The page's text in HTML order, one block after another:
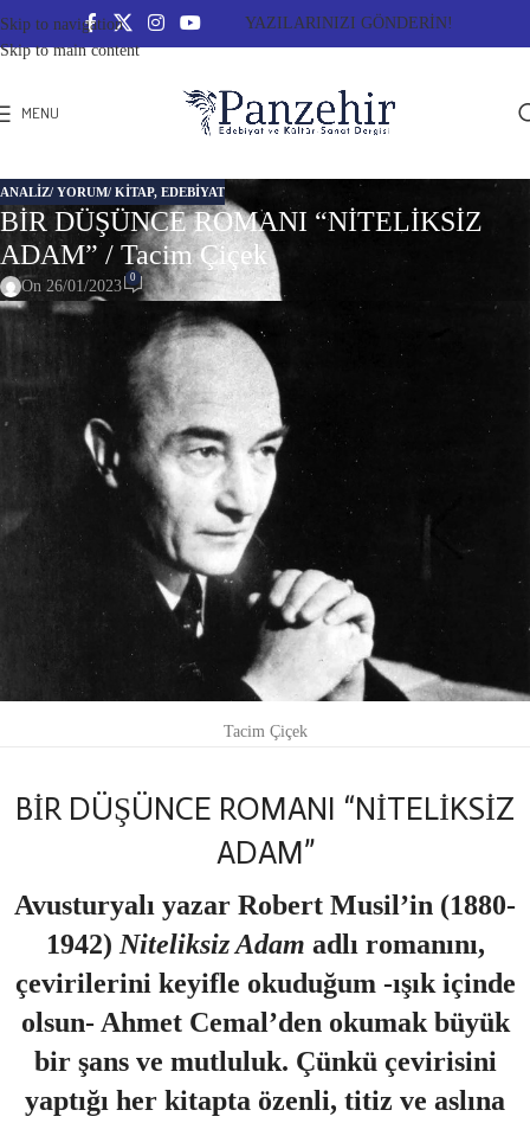
Skip to navigation
Skip to main content
YAZILARINIZI GÖNDERİN!
MENU
ANALIZ/ YORUM/ KITAP, EDEBİYAT
BİR DÜŞÜNCE ROMANI “NİTELİKSİZ
ADAM” / Tacim Çiçek
On 26/01/2023 0
Tacim Çiçek
BİR DÜŞÜNCE ROMANI “NİTELİKSİZ
ADAM”
Avusturyalı yazar Robert Musil’in (1880-
1942) Niteliksiz Adam adlı romanını,
çevirilerini keyifle okuduğum -ışık içinde
olsun- Ahmet Cemal’den okumak büyük
bir şans ve mutluluk. Çünkü çevirisini
yaptığı her kitapta özenli, titiz ve aslına